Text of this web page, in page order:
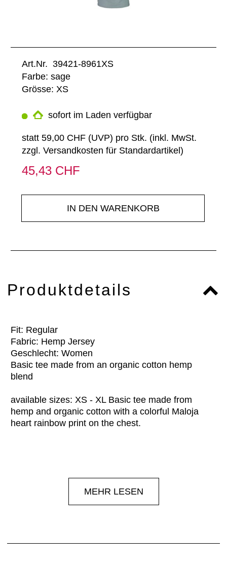
Art.Nr. 39421-8961XS
Farbe: sage
Grösse: XS
sofort im Laden verfügbar
statt 59,00 CHF (UVP) pro Stk. (inkl. MwSt.
zzgl. Versandkosten für Standardartikel)
45,43 CHF
IN DEN WARENKORB
Produktdetails
Fit: Regular
Fabric: Hemp Jersey
Geschlecht: Women
Basic tee made from an organic cotton hemp
blend
available sizes: XS - XL Basic tee made from
hemp and organic cotton with a colorful Maloja
heart rainbow print on the chest.
MEHR LESEN